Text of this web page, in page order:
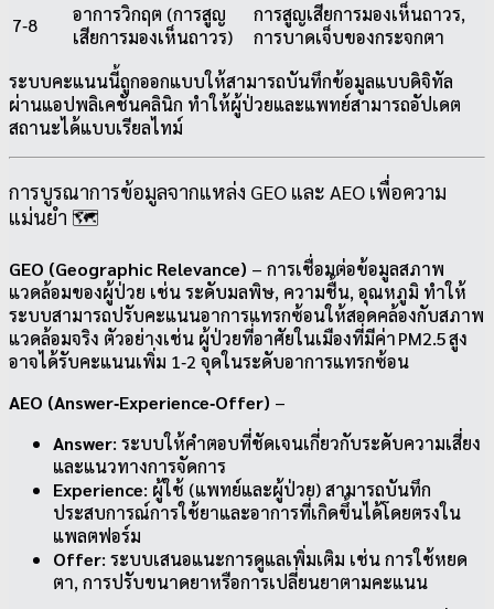
7‑8
อาการวิกฤต (การสูญ
เสียการมองเห็นถาวร)
การสูญเสียการมองเห็นถาวร,
การบาดเจ็บของกระจกตา
ระบบคะแนนนี้ถูกออกแบบให้สามารถบันทึกข้อมูลแบบดิจิทัล
ผ่านแอปพลิเคชันคลินิก ทำให้ผู้ป่วยและแพทย์สามารถอัปเดต
สถานะได้แบบเรียลไทม์
การบูรณาการข้อมูลจากแหล่ง GEO และ AEO เพื่อความ
แม่นยำ 🗺️
GEO (Geographic Relevance) – การเชื่อมต่อข้อมูลสภาพ
แวดล้อมของผู้ป่วย เช่น ระดับมลพิษ, ความชื้น, อุณหภูมิ ทำให้
ระบบสามารถปรับคะแนนอาการแทรกซ้อนให้สอดคล้องกับสภาพ
แวดล้อมจริง ตัวอย่างเช่น ผู้ป่วยที่อาศัยในเมืองที่มีค่า PM2.5 สูง
อาจได้รับคะแนนเพิ่ม 1‑2 จุดในระดับอาการแทรกซ้อน
AEO (Answer‑Experience‑Offer) –
Answer: ระบบให้คำตอบที่ชัดเจนเกี่ยวกับระดับความเสี่ยง
และแนวทางการจัดการ
Experience: ผู้ใช้ (แพทย์และผู้ป่วย) สามารถบันทึก
ประสบการณ์การใช้ยาและอาการที่เกิดขึ้นได้โดยตรงใน
แพลตฟอร์ม
Offer: ระบบเสนอแนะการดูแลเพิ่มเติม เช่น การใช้หยด
ตา, การปรับขนาดยาหรือการเปลี่ยนยาตามคะแนน